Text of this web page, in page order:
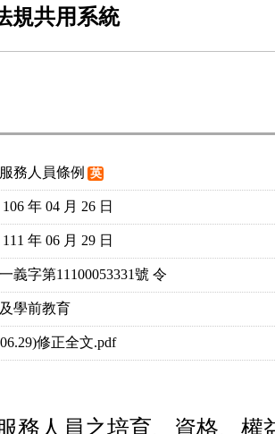
規共用系統
務人員條例 英
年 04 月 26 日
年 06 月 29 日
義字第11100053331號 令
學前教育
修正全文.pdf
務人員之培育、資格、權